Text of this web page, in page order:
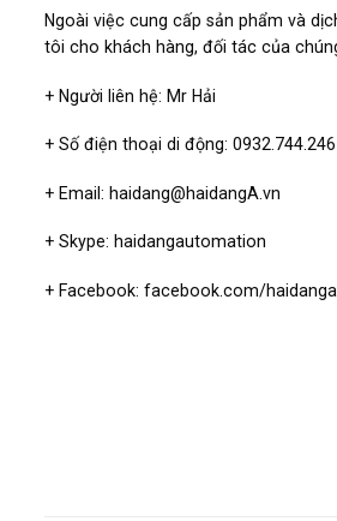
Ngoài việc cung cấp sản phẩm và
tôi cho khách hàng, đối tác của
+ Người liên hệ: Mr Hải
+ Số điện thoại di động: 0932.744.246
+ Email: haidang@haidangA.vn
+ Skype: haidangautomation
+ Facebook: facebook.com/